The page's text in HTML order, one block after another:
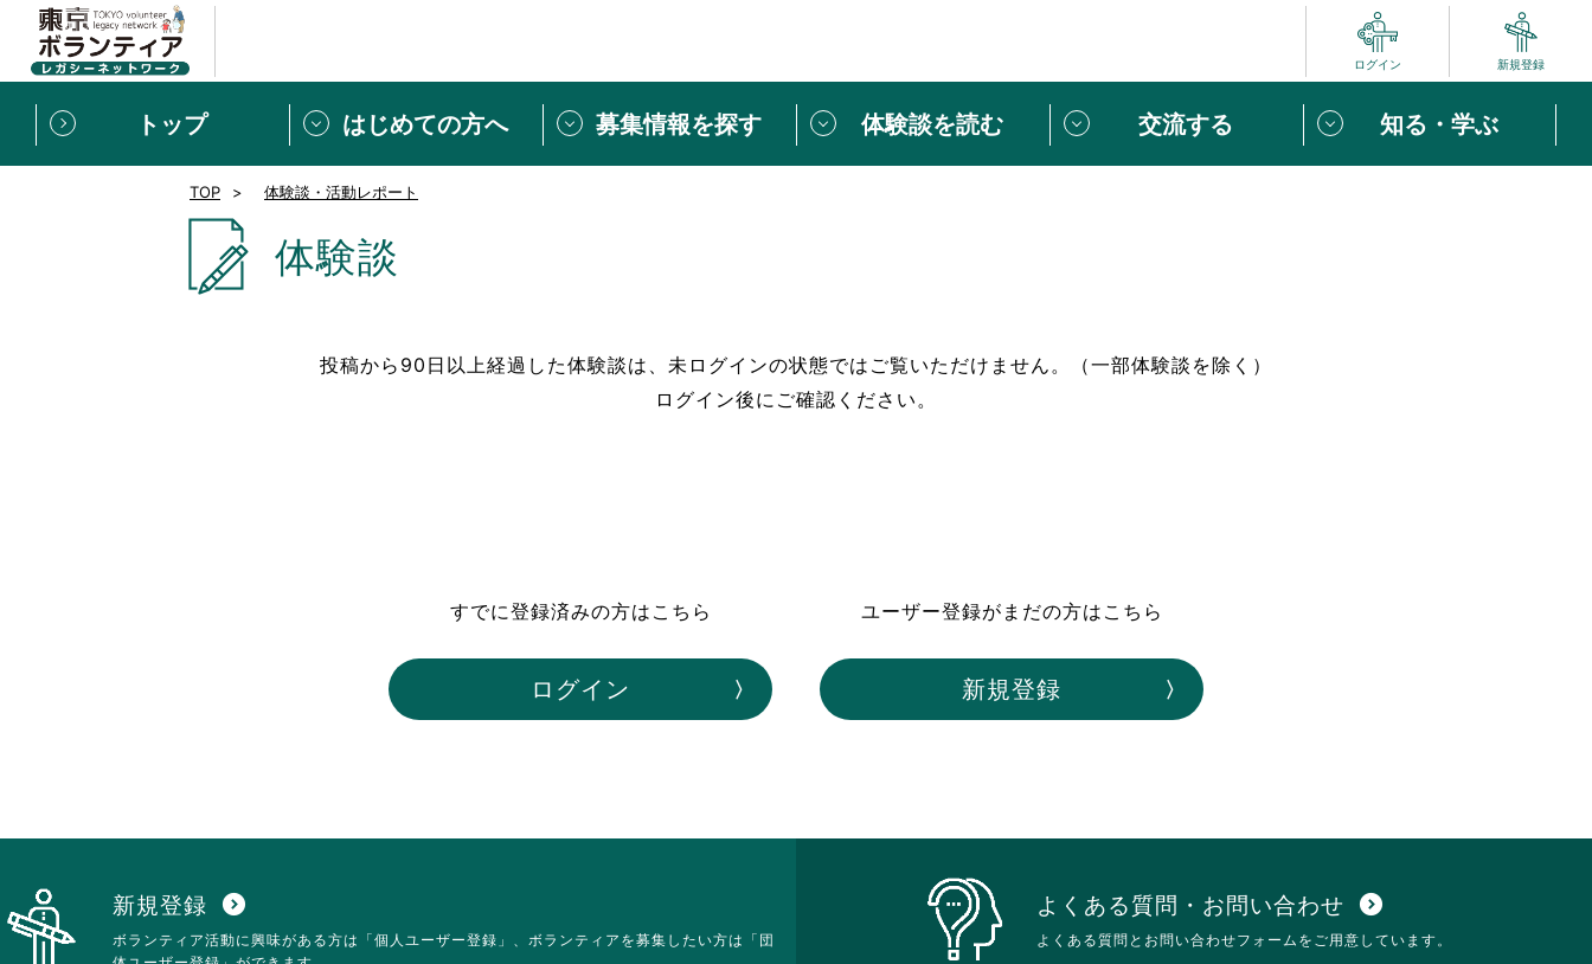
ログイン 新規登録
トップ はじめての方へ
新規登録
東京ボランティアレガシーネットワークとは ボランティアはじめての方へ
VLNポイントとは 中高生が参加できるボランティア
募集情報を探す
募集情報
体験談を読む
[個人] 体験談
交流する
ボランティアの広場
知る・学ぶ
新着記事一覧
スペシャルインタビュー
ボランティアはじめの一歩
おもてなし語学ボランティア
TOP 体験談・活動レポート
体験談
投稿から90日以上経過した体験談は、未ログインの状態ではご覧いただけません。（一部体験談を除く）
ログイン後にご確認ください。
すでに登録済みの方はこちら
ログイン
ユーザー登録がまだの方はこちら
新規登録
新規登録 expand_circle_down
ボランティア活動に興味がある方は「個人ユーザー登録」、ボランティアを募集したい方は「団
よくある質問・お問い合わせ expand_circle_down
よくある質問とお問い合わせフォームをご用意しています。